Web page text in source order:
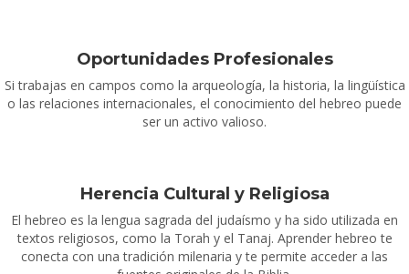
Oportunidades Profesionales
Si trabajas en campos como la arqueología, la historia, la lingüística
o las relaciones internacionales, el conocimiento del hebreo puede
ser un activo valioso.
Herencia Cultural y Religiosa
El hebreo es la lengua sagrada del judaísmo y ha sido utilizada en
textos religiosos, como la Torah y el Tanaj. Aprender hebreo te
conecta con una tradición milenaria y te permite acceder a las